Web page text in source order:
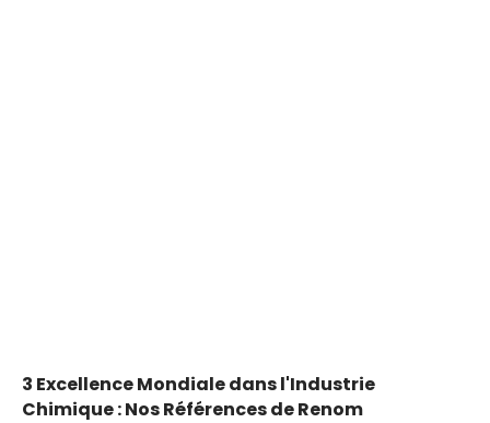
3 Excellence Mondiale dans l'Industrie
Chimique : Nos Références de Renom